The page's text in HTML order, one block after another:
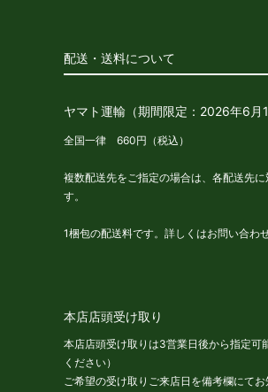
配送・送料について
ヤマト運輸（期間限定：2026年6月1
全国一律 660円（税込）
複数配送先をご指定の場合は、各配送先
す。
1梱包の配送料です。詳しくはお問い合わ
本店店頭受け取り
本店店頭受け取りは3営業日後から指定可
ください）
ご希望の受け取りご来店日を備考欄にてお